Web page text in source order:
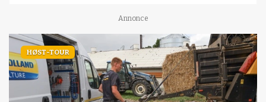
Annonce
HØST-TOUR